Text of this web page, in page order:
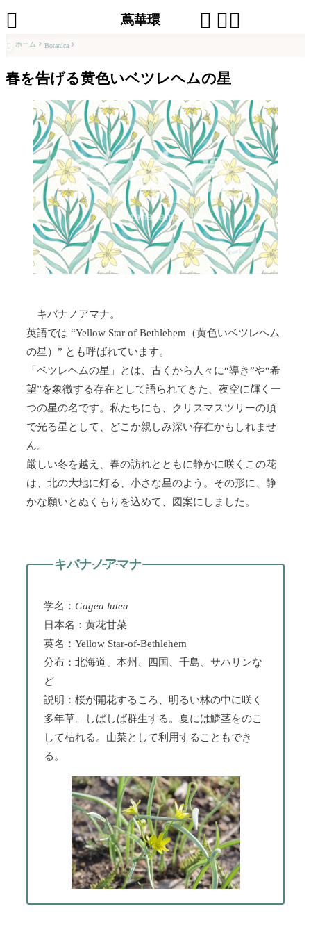
蔦華環  

 ホーム Botanica
春を告げる黄色いベツレヘムの星
キバナノアマナ。
英語では “Yellow Star of Bethlehem（黄色いベツレヘム
の星）” とも呼ばれています。
「ベツレヘムの星」とは、古くから人々に“導き”や“希
望”を象徴する存在として語られてきた、夜空に輝く一
つの星の名です。私たちにも、クリスマスツリーの頂
で光る星として、どこか親しみ深い存在かもしれませ
ん。
厳しい冬を越え、春の訪れとともに静かに咲くこの花
は、北の大地に灯る、小さな星のよう。その形に、静
かな願いとぬくもりを込めて、図案にしました。
キバナノアマナ
学名： Gagea lutea
日本名：黄花甘菜
英名：Yellow Star-of-Bethlehem
分布：北海道、本州、四国、千島、サハリンな
ど
説明：桜が開花するころ、明るい林の中に咲く
多年草。しばしば群生する。夏には鱗茎をのこ
して枯れる。山菜として利用することもでき
る。